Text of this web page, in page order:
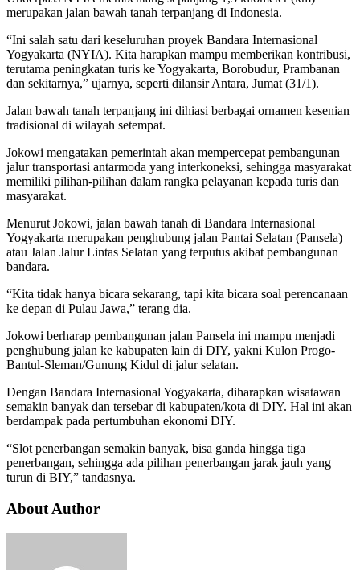
merupakan jalan bawah tanah terpanjang di Indonesia.
“Ini salah satu dari keseluruhan proyek Bandara Internasional
Yogyakarta (NYIA). Kita harapkan mampu memberikan kontribusi,
terutama peningkatan turis ke Yogyakarta, Borobudur, Prambanan
dan sekitarnya,” ujarnya, seperti dilansir Antara, Jumat (31/1).
Jalan bawah tanah terpanjang ini dihiasi berbagai ornamen kesenian
tradisional di wilayah setempat.
Jokowi mengatakan pemerintah akan mempercepat pembangunan
jalur transportasi antarmoda yang interkoneksi, sehingga masyarakat
memiliki pilihan-pilihan dalam rangka pelayanan kepada turis dan
masyarakat.
Menurut Jokowi, jalan bawah tanah di Bandara Internasional
Yogyakarta merupakan penghubung jalan Pantai Selatan (Pansela)
atau Jalan Jalur Lintas Selatan yang terputus akibat pembangunan
bandara.
“Kita tidak hanya bicara sekarang, tapi kita bicara soal perencanaan
ke depan di Pulau Jawa,” terang dia.
Jokowi berharap pembangunan jalan Pansela ini mampu menjadi
penghubung jalan ke kabupaten lain di DIY, yakni Kulon Progo-
Bantul-Sleman/Gunung Kidul di jalur selatan.
Dengan Bandara Internasional Yogyakarta, diharapkan wisatawan
semakin banyak dan tersebar di kabupaten/kota di DIY. Hal ini akan
berdampak pada pertumbuhan ekonomi DIY.
“Slot penerbangan semakin banyak, bisa ganda hingga tiga
penerbangan, sehingga ada pilihan penerbangan jarak jauh yang
turun di BIY,” tandasnya.
About Author